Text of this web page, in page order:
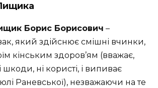
Борис Борисович –
який здійснює смішні вчинки,
кінським здоров’ям (вважає,
шкоди, ні користі, і випиває
Раневської), незважаючи на те